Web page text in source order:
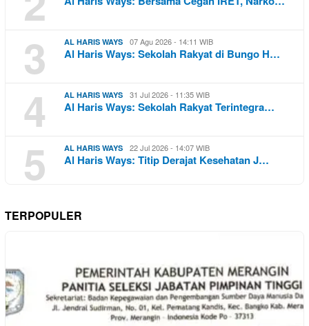
3 AL HARIS WAYS 07 Agu 2026 - 14:11 WIB
Al Haris Ways: Sekolah Rakyat di Bungo H…
4 AL HARIS WAYS 31 Jul 2026 - 11:35 WIB
Al Haris Ways: Sekolah Rakyat Terintegra…
5 AL HARIS WAYS 22 Jul 2026 - 14:07 WIB
Al Haris Ways: Titip Derajat Kesehatan J…
TERPOPULER